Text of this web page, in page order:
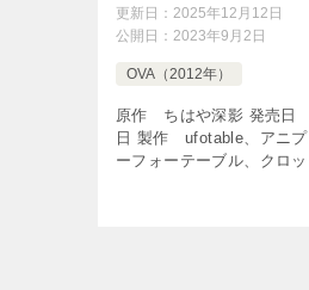
更新日： 2025年12月12日
公開日： 2023年9月2日
OVA（2012年）
原作 ちはや深影 発売日
日 製作 ufotable、アニプ
ーフォーテーブル、クロ
数 全1話 無料でアニメ
しょう♪ 『みのりスクラ